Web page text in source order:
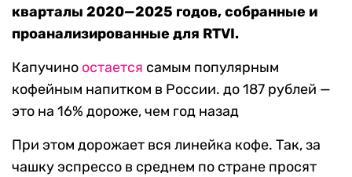
кварталы 2020—2025 годов, собранные и
проанализированные для RTVI.
Капучино остается самым популярным
кофейным напитком в России. до 187 рублей —
это на 16% дороже, чем год назад
При этом дорожает вся линейка кофе. Так, за
чашку эспрессо в среднем по стране просят